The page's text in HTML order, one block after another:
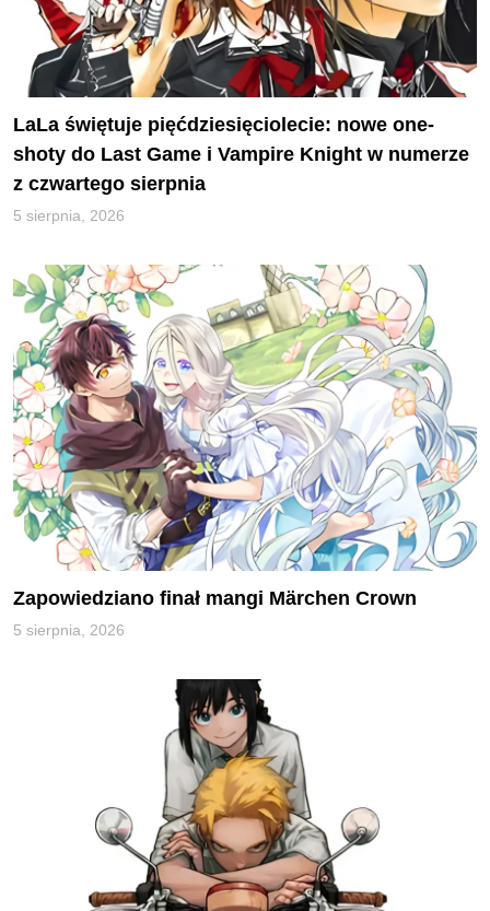
LaLa świętuje pięćdziesięciolecie: nowe one-
shoty do Last Game i Vampire Knight w numerze
z czwartego sierpnia
5 sierpnia, 2026
Zapowiedziano finał mangi Märchen Crown
5 sierpnia, 2026